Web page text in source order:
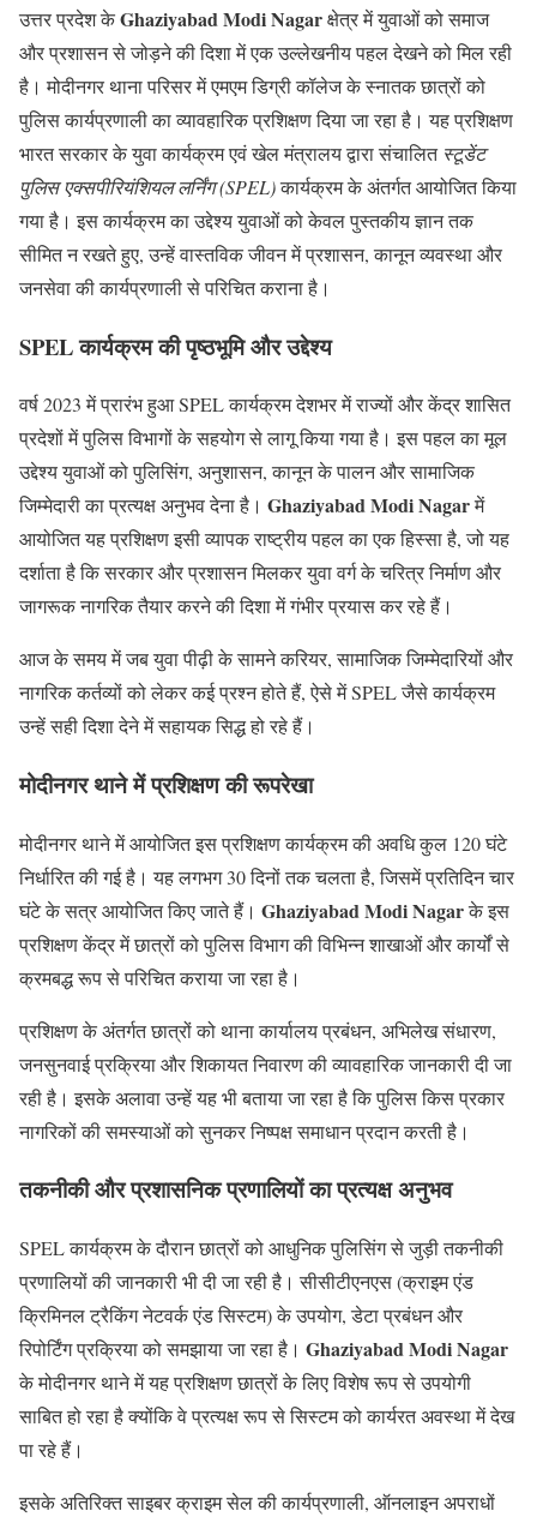
उत्तर प्रदेश केGhaziyabad Modi Nagarक्षेत्र में युवाओं को समाज
और प्रशासन से जोड़ने की दिशा में एक उल्लेखनीय पहल देखने को मिल रही
है। मोदीनगर थाना परिसर में एमएम डिग्री कॉलेज के स्नातक छात्रों को
पुलिस कार्यप्रणाली का व्यावहारिक प्रशिक्षण दिया जा रहा है। यह प्रशिक्षण
भारत सरकार के युवा कार्यक्रम एवं खेल मंत्रालय द्वारा संचालित स्टूडेंट
पुलिस एक्सपीरियंशियल लर्निंग (SPEL)कार्यक्रम के अंतर्गत आयोजित किया
गया है। इस कार्यक्रम का उद्देश्य युवाओं को केवल पुस्तकीय ज्ञान तक
सीमित न रखते हुए, उन्हें वास्तविक जीवन में प्रशासन, कानून व्यवस्था और
जनसेवा की कार्यप्रणाली से परिचित कराना है।
SPEL कार्यक्रम की पृष्ठभूमि और उद्देश्य
वर्ष 2023 में प्रारंभ हुआ SPEL कार्यक्रम देशभर में राज्यों और केंद्र शासित
प्रदेशों में पुलिस विभागों के सहयोग से लागू किया गया है। इस पहल का मूल
उद्देश्य युवाओं को पुलिसिंग, अनुशासन, कानून के पालन और सामाजिक
जिम्मेदारी का प्रत्यक्ष अनुभव देना है। Ghaziyabad Modi Nagarमें
आयोजित यह प्रशिक्षण इसी व्यापक राष्ट्रीय पहल का एक हिस्सा है, जो यह
दर्शाता है कि सरकार और प्रशासन मिलकर युवा वर्ग के चरित्र निर्माण और
जागरूक नागरिक तैयार करने की दिशा में गंभीर प्रयास कर रहे हैं।
आज के समय में जब युवा पीढ़ी के सामने करियर, सामाजिक जिम्मेदारियों और
नागरिक कर्तव्यों को लेकर कई प्रश्न होते हैं, ऐसे में SPEL जैसे कार्यक्रम
उन्हें सही दिशा देने में सहायक सिद्ध हो रहे हैं।
मोदीनगर थाने में प्रशिक्षण की रूपरेखा
मोदीनगर थाने में आयोजित इस प्रशिक्षण कार्यक्रम की अवधि कुल 120 घंटे
निर्धारित की गई है। यह लगभग 30 दिनों तक चलता है, जिसमें प्रतिदिन चार
घंटे के सत्र आयोजित किए जाते हैं। Ghaziyabad Modi Nagarके इस
प्रशिक्षण केंद्र में छात्रों को पुलिस विभाग की विभिन्न शाखाओं और कार्यों से
क्रमबद्ध रूप से परिचित कराया जा रहा है।
प्रशिक्षण के अंतर्गत छात्रों को थाना कार्यालय प्रबंधन, अभिलेख संधारण,
जनसुनवाई प्रक्रिया और शिकायत निवारण की व्यावहारिक जानकारी दी जा
रही है। इसके अलावा उन्हें यह भी बताया जा रहा है कि पुलिस किस प्रकार
नागरिकों की समस्याओं को सुनकर निष्पक्ष समाधान प्रदान करती है।
तकनीकी और प्रशासनिक प्रणालियों का प्रत्यक्ष अनुभव
SPEL कार्यक्रम के दौरान छात्रों को आधुनिक पुलिसिंग से जुड़ी तकनीकी
प्रणालियों की जानकारी भी दी जा रही है। सीसीटीएनएस (क्राइम एंड
क्रिमिनल ट्रैकिंग नेटवर्क एंड सिस्टम) के उपयोग, डेटा प्रबंधन और
रिपोर्टिंग प्रक्रिया को समझाया जा रहा है। Ghaziyabad Modi Nagar
के मोदीनगर थाने में यह प्रशिक्षण छात्रों के लिए विशेष रूप से उपयोगी
साबित हो रहा है क्योंकि वे प्रत्यक्ष रूप से सिस्टम को कार्यरत अवस्था में देख
पा रहे हैं।
इसके अतिरिक्त साइबर क्राइम सेल की कार्यप्रणाली, ऑनलाइन अपराधों